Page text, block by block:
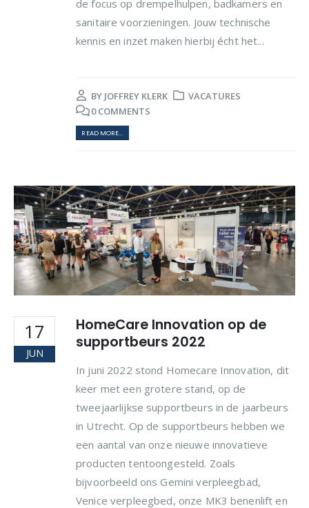
de focus op drempelhulpen, badkamers en
sanitaire voorzieningen. Jouw technische
kennis en inzet maken hierbij écht het...
BY JOFFREY KLERK
VACATURES
0 COMMENTS
READ MORE...
17
JUN
HomeCare Innovation op de
supportbeurs 2022
In juni 2022 stond Homecare Innovation, dit
keer met een grotere stand, op de
tweejaarlijkse supportbeurs in de jaarbeurs
in Utrecht. Op de supportbeurs hebben we
een aantal van onze nieuwe innovatieve
producten tentoongesteld. Zoals
bijvoorbeeld ons Gemini verpleegbad,
Venice verpleegbed, onze MK3 benenlift en